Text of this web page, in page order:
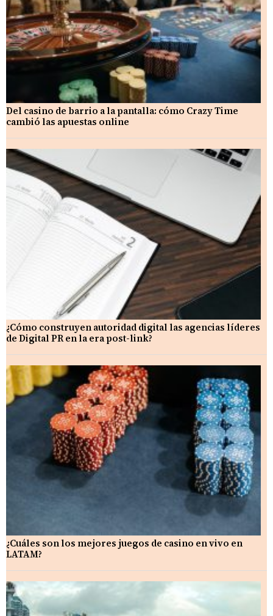
Del casino de barrio a la pantalla: cómo Crazy Time
cambió las apuestas online
¿Cómo construyen autoridad digital las agencias líderes
de Digital PR en la era post-link?
¿Cuáles son los mejores juegos de casino en vivo en
LATAM?